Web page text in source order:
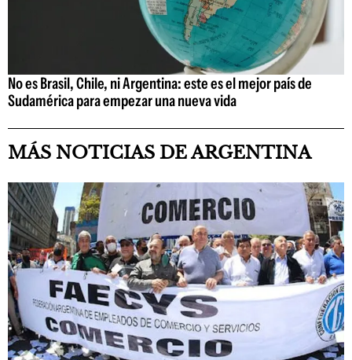
No es Brasil, Chile, ni Argentina: este es el mejor país de
Sudamérica para empezar una nueva vida
MÁS NOTICIAS DE ARGENTINA